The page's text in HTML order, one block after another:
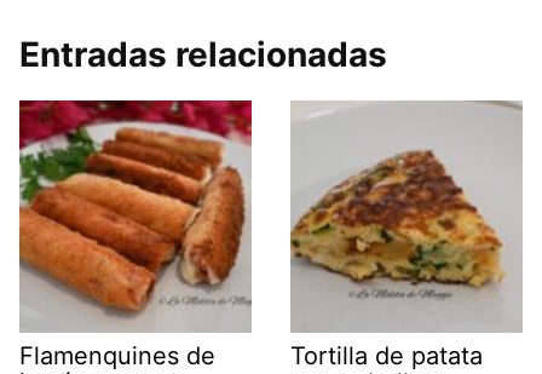
Entradas relacionadas
Flamenquines de
Tortilla de patata